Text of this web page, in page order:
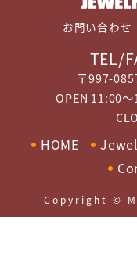
お問い合わせ
TEL/
〒997-
OPEN 11:00～
HOME
Copyright ©